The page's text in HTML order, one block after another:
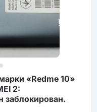
«Redme 10»
2:
заблокирован.